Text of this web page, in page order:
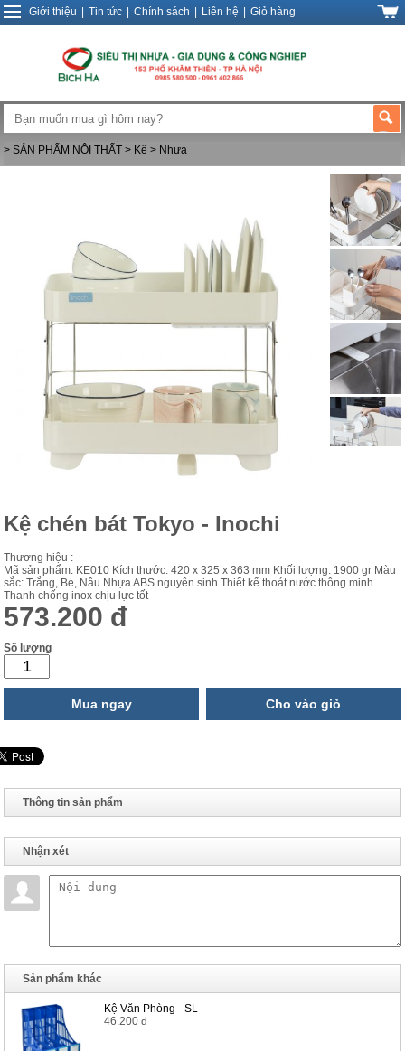
Giới thiệu Tin tức Chính sách Liên hệ Giỏ hàng
> SẢN PHẨM NỘI THẤT > Kệ > Nhựa
Kệ chén bát Tokyo - Inochi
Thương hiệu :
Mã sản phẩm: KE010 Kích thước: 420 x 325 x 363 mm Khối lượng: 1900 gr Màu
sắc: Trắng, Be, Nâu Nhựa ABS nguyên sinh Thiết kế thoát nước thông minh
Thanh chống inox chịu lực tốt
573.200 đ
Số lượng
Mua ngay Cho vào giỏ
Thông tin sản phẩm
Nhận xét
Sản phẩm khác
Kệ Văn Phòng - SL
46.200 đ